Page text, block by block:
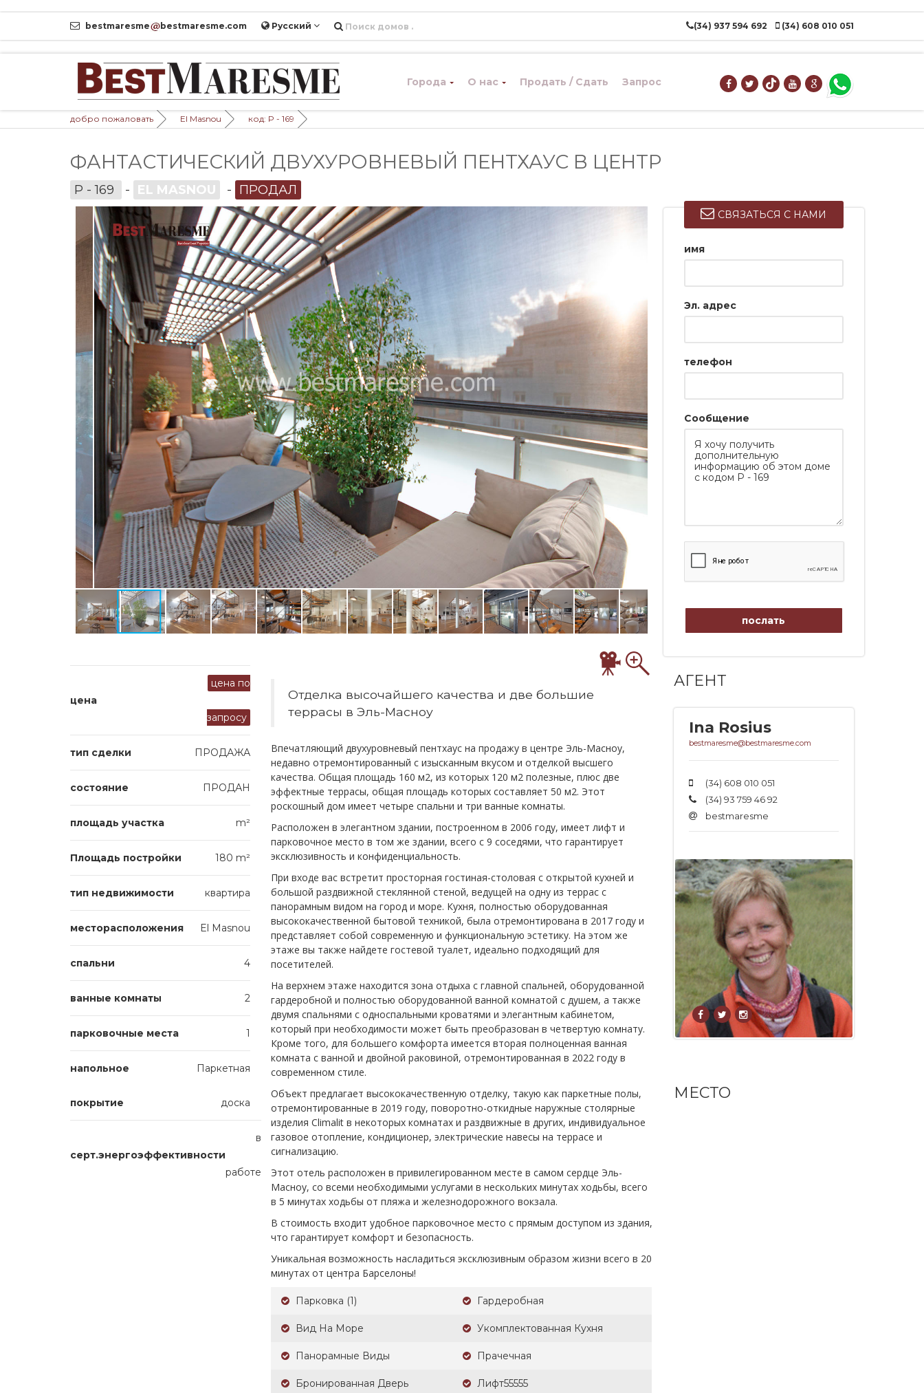
bestmaresme bestmaresme.com Pусский (34) 937 594 692 (34) 608 010 051
Города О нас Продать / Сдать Запрос
добро пожаловать El Masnou код: P - 169
ФАНТАСТИЧЕСКИЙ ДВУХУРОВНЕВЫЙ ПЕНТХАУС В ЦЕНТР
P - 169 - EL MASNOU - ПРОДАЛ
цена
цена по
запросу
тип сделки ПРОДАЖА
состояние ПРОДАН
площадь участка m²
Площадь постройки 180 m²
тип недвижимости квартира
месторасположения El Masnou
спальни 4
ванные комнаты 2
парковочные места 1
напольное
покрытие
Паркетная
доска
серт.энергоэффективности
в
работе
Отделка высочайшего качества и две большие
террасы в Эль-Масноу
Впечатляющий двухуровневый пентхаус на продажу в центре Эль-Масноу,
недавно отремонтированный с изысканным вкусом и отделкой высшего
качества. Общая площадь 160 м2, из которых 120 м2 полезные, плюс две
эффектные террасы, общая площадь которых составляет 50 м2. Этот
роскошный дом имеет четыре спальни и три ванные комнаты.
Расположен в элегантном здании, построенном в 2006 году, имеет лифт и
парковочное место в том же здании, всего с 9 соседями, что гарантирует
эксклюзивность и конфиденциальность.
При входе вас встретит просторная гостиная-столовая с открытой кухней и
большой раздвижной стеклянной стеной, ведущей на одну из террас с
панорамным видом на город и море. Кухня, полностью оборудованная
высококачественной бытовой техникой, была отремонтирована в 2017 году и
представляет собой современную и функциональную эстетику. На этом же
этаже вы также найдете гостевой туалет, идеально подходящий для
посетителей.
На верхнем этаже находится зона отдыха с главной спальней, оборудованной
гардеробной и полностью оборудованной ванной комнатой с душем, а также
двумя спальнями с односпальными кроватями и элегантным кабинетом,
который при необходимости может быть преобразован в четвертую комнату.
Кроме того, для большего комфорта имеется вторая полноценная ванная
комната с ванной и двойной раковиной, отремонтированная в 2022 году в
современном стиле.
Объект предлагает высококачественную отделку, такую ​​​​как паркетные полы,
отремонтированные в 2019 году, поворотно-откидные наружные столярные
изделия Climalit в некоторых комнатах и ​​раздвижные в других, индивидуальное
газовое отопление, кондиционер, электрические навесы на террасе и
сигнализацию.
Этот отель расположен в привилегированном месте в самом сердце Эль-
Масноу, со всеми необходимыми услугами в нескольких минутах ходьбы, всего
в 5 минутах ходьбы от пляжа и железнодорожного вокзала.
В стоимость входит удобное парковочное место с прямым доступом из здания,
что гарантирует комфорт и безопасность.
Уникальная возможность насладиться эксклюзивным образом жизни всего в 20
минутах от центра Барселоны!
Парковка (1)
Вид На Море
Панорамные Виды
Бронированная Дверь
Гардеробная
Укомплектованная Кухня
Прачечная
Лифт55555
СВЯЗАТЬСЯ С НАМИ
имя
Эл. адрес
телефон
Сообщение
послать
АГЕНТ
Ina Rosius
bestmaresme@bestmaresme.com
(34) 608 010 051
(34) 93 759 46 92
bestmaresme
МЕСТО